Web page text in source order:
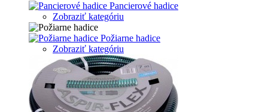
Pancierové hadice
Zobraziť kategóriu
Požiarne hadice
Zobraziť kategóriu